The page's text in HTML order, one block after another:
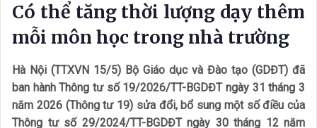
Có thể tăng thời lượng dạy thêm
mỗi môn học trong nhà trường
Hà Nội (TTXVN 15/5) Bộ Giáo dục và Đào tạo (GDĐT) đã
ban hành Thông tư số 19/2026/TT-BGDĐT ngày 31 tháng 3
năm 2026 (Thông tư 19) sửa đổi, bổ sung một số điều của
Thông tư số 29/2024/TT-BGDĐT ngày 30 tháng 12 năm